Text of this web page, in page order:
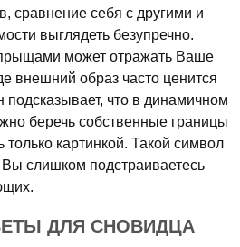
сравнение себя с другими и
выглядеть безупречно.
может отражать Ваше
внешний образ часто ценится
что в динамичном
беречь собственные границы
только картинкой. Такой символ
Вы слишком подстраиваетесь
ДЛЯ СНОВИДЦА